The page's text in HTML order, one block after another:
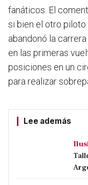
fanáticos. El
si bien el otro piloto
abandonó la
en las primeras
posiciones en un
para realizar
Lee además